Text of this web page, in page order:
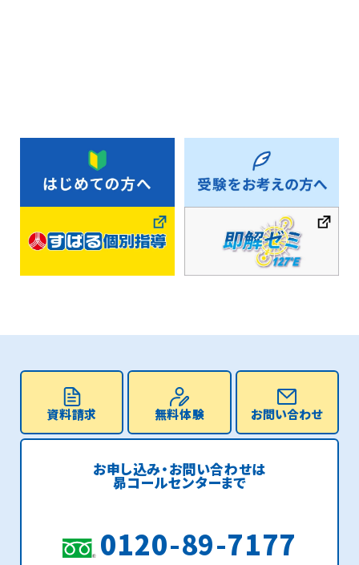
資料請求 無料体験 お問い合わせ
お申し込み・お問い合わせは
昴コールセンターまで
0120-89-7177